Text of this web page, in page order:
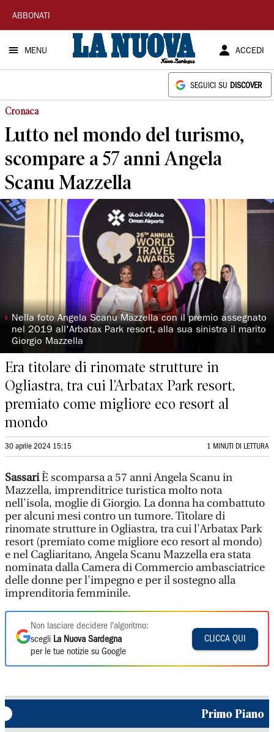
La
Nuova
Sardegna
ABBONATI
MENU ACCEDI
SEGUICI SU DISCOVER
Cronaca
Lutto nel mondo del turismo,
scompare a 57 anni Angela
Scanu Mazzella
◗ Nella foto Angela Scanu Mazzella con il premio assegnato
nel 2019 all'Arbatax Park resort, alla sua sinistra il marito
Giorgio Mazzella
Era titolare di rinomate strutture in
Ogliastra, tra cui l’Arbatax Park resort,
premiato come migliore eco resort al
mondo
30 aprile 2024 15:15 1 MINUTI DI LETTURA
SassariÈ scomparsa a 57 anni Angela Scanu in
Mazzella, imprenditrice turistica molto nota
nell'isola, moglie di Giorgio. La donna ha combattuto
per alcuni mesi contro un tumore. Titolare di
rinomate strutture in Ogliastra, tra cui l'Arbatax Park
resort (premiato come migliore eco resort al mondo)
e nel Cagliaritano, Angela Scanu Mazzella era stata
nominata dalla Camera di Commercio ambasciatrice
delle donne per l'impegno e per il sostegno alla
imprenditoria femminile.
Non lasciare decidere l'algoritmo:
scegli La Nuova Sardegna
per le tue notizie su Google
CLICCA QUI
Primo Piano